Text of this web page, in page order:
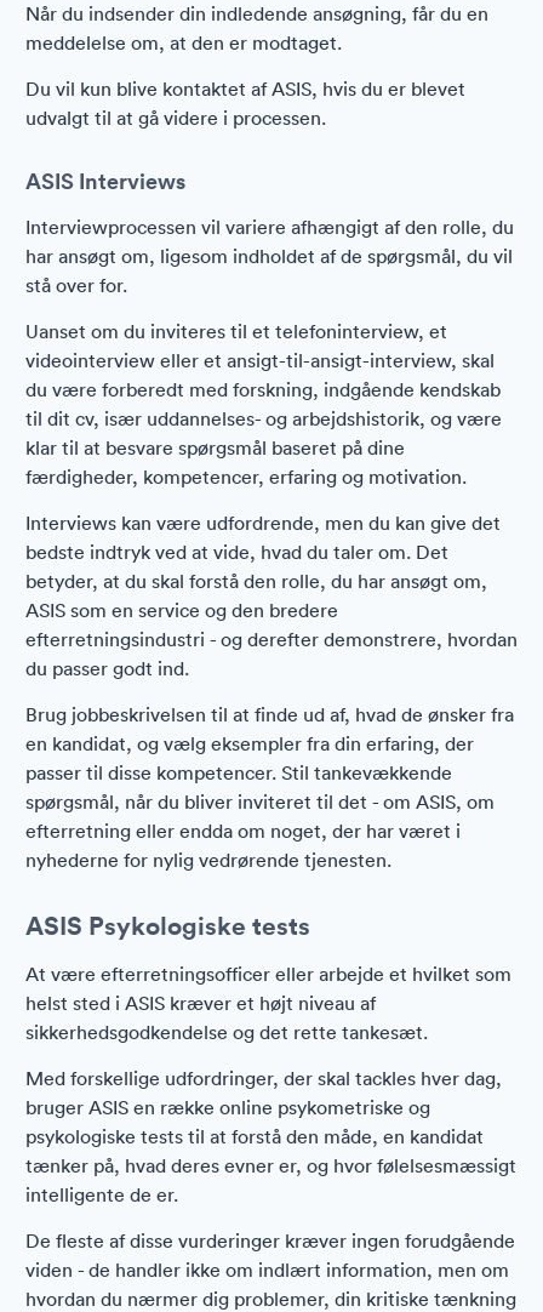
Når du indsender din indledende ansøgning, får du en
meddelelse om, at den er modtaget.
Du vil kun blive kontaktet af ASIS, hvis du er blevet
udvalgt til at gå videre i processen.
ASIS Interviews
Interviewprocessen vil variere afhængigt af den rolle, du
har ansøgt om, ligesom indholdet af de spørgsmål, du vil
stå over for.
Uanset om du inviteres til et telefoninterview, et
videointerview eller et ansigt-til-ansigt-interview, skal
du være forberedt med forskning, indgående kendskab
til dit cv, især uddannelses- og arbejdshistorik, og være
klar til at besvare spørgsmål baseret på dine
færdigheder, kompetencer, erfaring og motivation.
Interviews kan være udfordrende, men du kan give det
bedste indtryk ved at vide, hvad du taler om. Det
betyder, at du skal forstå den rolle, du har ansøgt om,
ASIS som en service og den bredere
efterretningsindustri - og derefter demonstrere, hvordan
du passer godt ind.
Brug jobbeskrivelsen til at finde ud af, hvad de ønsker fra
en kandidat, og vælg eksempler fra din erfaring, der
passer til disse kompetencer. Stil tankevækkende
spørgsmål, når du bliver inviteret til det - om ASIS, om
efterretning eller endda om noget, der har været i
nyhederne for nylig vedrørende tjenesten.
ASIS Psykologiske tests
At være efterretningsofficer eller arbejde et hvilket som
helst sted i ASIS kræver et højt niveau af
sikkerhedsgodkendelse og det rette tankesæt.
Med forskellige udfordringer, der skal tackles hver dag,
bruger ASIS en række online psykometriske og
psykologiske tests til at forstå den måde, en kandidat
tænker på, hvad deres evner er, og hvor følelsesmæssigt
intelligente de er.
De fleste af disse vurderinger kræver ingen forudgående
viden - de handler ikke om indlært information, men om
hvordan du nærmer dig problemer, din kritiske tænkning